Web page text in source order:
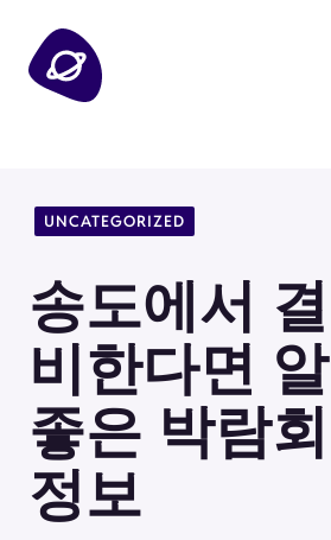
UNCATEGORIZED
송도에서
비한다면
좋은 박람
정보